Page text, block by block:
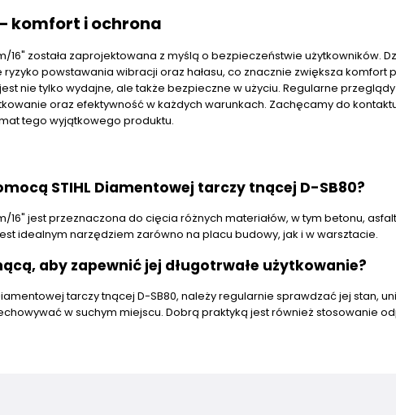
komfort i ochrona
16" została zaprojektowana z myślą o bezpieczeństwie użytkowników.
powstawania wibracji oraz hałasu, co znacznie zwiększa komfort
nie tylko wydajne, ale także bezpieczne w użyciu. Regularne
oraz efektywność w każdych warunkach. Zachęcamy do
tego wyjątkowego produktu.
STIHL Diamentowej tarczy tnącej D-SB80?
16" jest przeznaczona do cięcia różnych materiałów, w tym betonu,
idealnym narzędziem zarówno na placu budowy, jak i w warsztacie.
aby zapewnić jej długotrwałe użytkowanie?
tarczy tnącej D-SB80, należy regularnie sprawdzać jej stan,
w suchym miejscu. Dobrą praktyką jest również stosowanie